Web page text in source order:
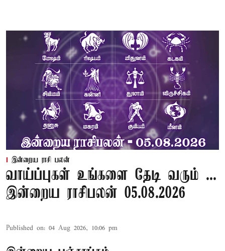
இன்றைய ராசி பலன்
வாய்ப்புகள் உங்களை தேடி வரும் ...
இன்றைய ராசிபலன் 05.08.2026
Published on: 04 Aug 2026, 10:06 pm